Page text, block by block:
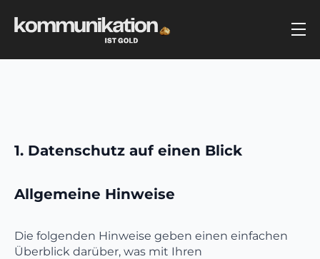
1. Datenschutz auf einen Blick
Allgemeine Hinweise
Die folgenden Hinweise geben einen einfachen
Überblick darüber, was mit Ihren